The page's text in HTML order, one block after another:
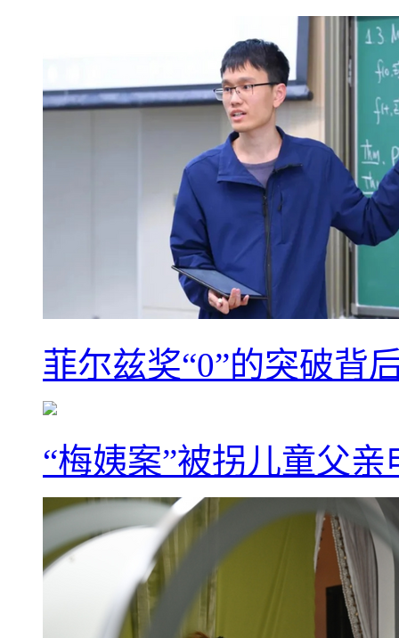
菲尔兹奖“0”的突破背
“梅姨案”被拐儿童父